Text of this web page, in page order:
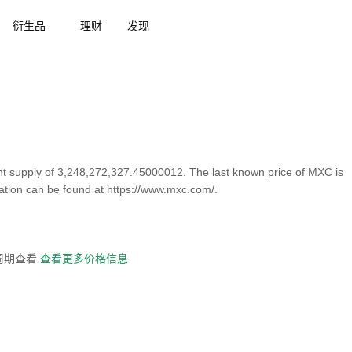
衍生品 理财 发现
of 3,248,272,327.45000012. The last known price of MXC is
can be found at https://www.mxc.com/.
期查看 查看更多价格信息